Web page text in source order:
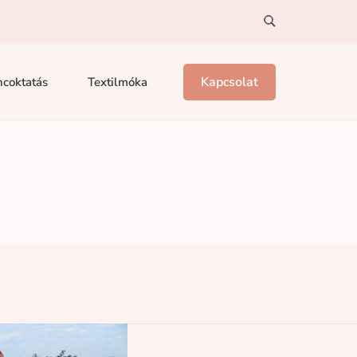
Textilmóka Kapcsolat